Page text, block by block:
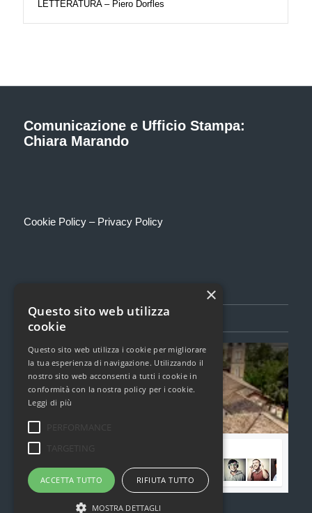
LETTERATURA – Piero Dorfles
Comunicazione e Ufficio Stampa:
Chiara Marando
Cookie Policy– Privacy Policy
SEGUICI SU FACEBOOK
Torcualria Book Festival
1,6k Mi Piace
×
Questo sito web utilizza
cookie
Questo sito web utilizza i cookie per migliorare
la tua esperienza di navigazione. Utilizzando il
nostro sito web acconsenti a tutti i cookie in
conformità con la nostra policy per i cookie.
Leggi di più
ACCETTA TUTTO RIFIUTA TUTTO
MOSTRA DETTAGLI